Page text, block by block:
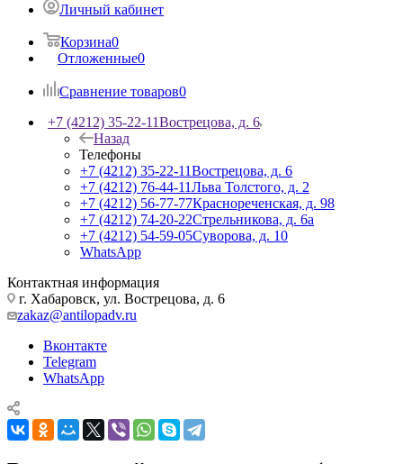
Личный кабинет
Корзина0
Отложенные0
Сравнение товаров0
+7 (4212) 35-22-11Вострецова, д. 6
Назад
Телефоны
+7 (4212) 35-22-11Вострецова, д. 6
+7 (4212) 76-44-11Льва Толстого, д. 2
+7 (4212) 56-77-77Краснореченская, д. 98
+7 (4212) 74-20-22Стрельникова, д. 6а
+7 (4212) 54-59-05Суворова, д. 10
WhatsApp
Контактная информация
г. Хабаровск, ул. Вострецова, д. 6
zakaz@antilopadv.ru
Вконтакте
Telegram
WhatsApp